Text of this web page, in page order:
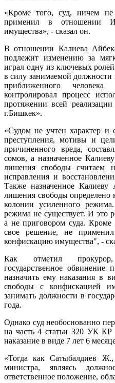
«Кроме того, суд, ничем
применил в отношении
имущества», - сказал он.
В отношении Калиева
подлежит изменению за
играл одну из ключевых
в силу занимаемой должности
приближенного
контролировал процесс
протяжении всей
г.Бишкек».
«Судом не учтен характер и
преступления, мотивы и
причиненного вреда,
сомов, а назначенное
лишения свободы считаем
исправления и
Также назначенное
лишения свободы определено
колонии усиленного
режима не существует. И это
а не приговором суда. Кроме
свое решение, не
конфискацию имущества", -
Как отметил
государственное
назначить ему наказания в
свободы с конфискацией
занимать должности в
года.
Однако суд необоснованно
на часть 4 статьи 320 УК КР
наказание в виде 7 лет 6
«Тогда как Сатыбалдиев
министра, являясь
ответственное положение,